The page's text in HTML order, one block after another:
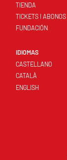
TIENDA
TICKETS I ABONOS
FUNDACIÓN
IDIOMAS
CASTELLANO
CATALÀ
ENGLISH